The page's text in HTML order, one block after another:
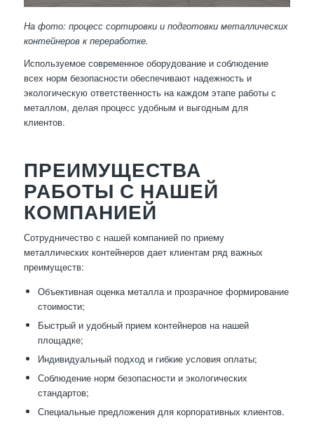
На фото: процесс сортировки и подготовки металлических
контейнеров к переработке.
Используемое современное оборудование и соблюдение
всех норм безопасности обеспечивают надежность и
экологическую ответственность на каждом этапе работы с
металлом, делая процесс удобным и выгодным для
клиентов.
ПРЕИМУЩЕСТВА
РАБОТЫ С НАШЕЙ
КОМПАНИЕЙ
Сотрудничество с нашей компанией по приему
металлических контейнеров дает клиентам ряд важных
преимуществ:
Объективная оценка металла и прозрачное формирование
стоимости;
Быстрый и удобный прием контейнеров на нашей
площадке;
Индивидуальный подход и гибкие условия оплаты;
Соблюдение норм безопасности и экологических
стандартов;
Специальные предложения для корпоративных клиентов.